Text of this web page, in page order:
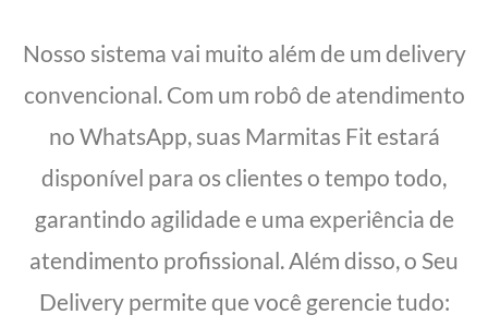
Nosso sistema vai muito além de um delivery
convencional. Com um robô de atendimento
no WhatsApp, suas Marmitas Fit estará
disponível para os clientes o tempo todo,
garantindo agilidade e uma experiência de
atendimento profissional. Além disso, o Seu
Delivery permite que você gerencie tudo: